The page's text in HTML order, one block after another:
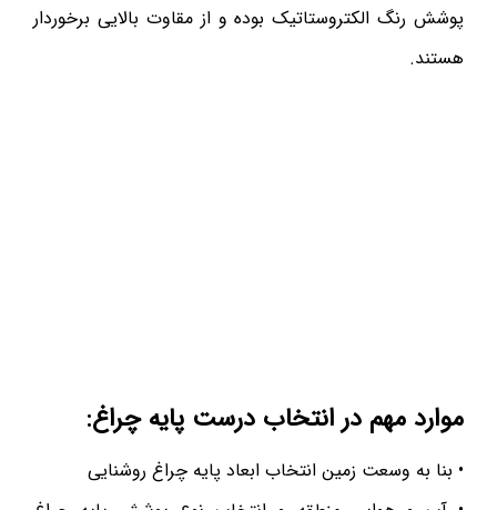
پوشش رنگ الکتروستاتیک بوده و از مقاوت بالایی برخوردار
هستند.
موارد مهم در انتخاب درست پایه چراغ:
• بنا به وسعت زمین انتخاب ابعاد پایه چراغ روشنایی